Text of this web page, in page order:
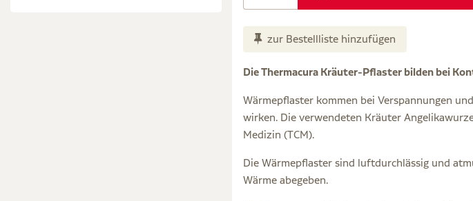
zur Bestellliste hinzufügen
Die Thermacura Kräuter-Pflaster bilden bei
Wärmepflaster kommen bei Verspannungen
wirken. Die verwendeten Kräuter
Medizin (TCM).
Die Wärmepflaster sind luftdurchlässig und
Wärme abegeben.